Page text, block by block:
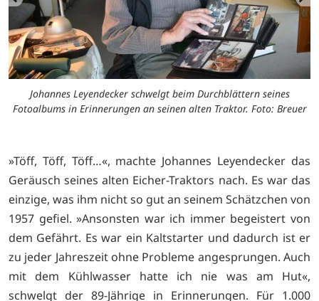
Johannes Leyendecker schwelgt beim Durchblättern seines
Fotoalbums in Erinnerungen an seinen alten Traktor. Foto: Breuer
»Töff, Töff, Töff…«, machte Johannes Leyendecker das
Geräusch seines alten Eicher-Traktors nach. Es war das
einzige, was ihm nicht so gut an seinem Schätzchen von
1957 gefiel. »Ansonsten war ich immer begeistert von
dem Gefährt. Es war ein Kaltstarter und dadurch ist er
zu jeder Jahreszeit ohne Probleme angesprungen. Auch
mit dem Kühlwasser hatte ich nie was am Hut«,
schwelgt der 89-Jährige in Erinnerungen. Für 1.000